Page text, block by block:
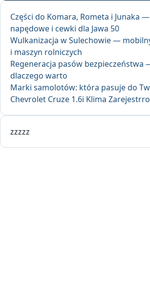
Części do Komara, Rometa i Junaka
napędowe i cewki dla Jawa 50
Wulkanizacja w Sulechowie —
i maszyn rolniczych
Regeneracja pasów bezpieczeństwa
dlaczego warto
Marki samolotów: która pasuje do
Chevrolet Cruze 1.6i Klima
zzzzz